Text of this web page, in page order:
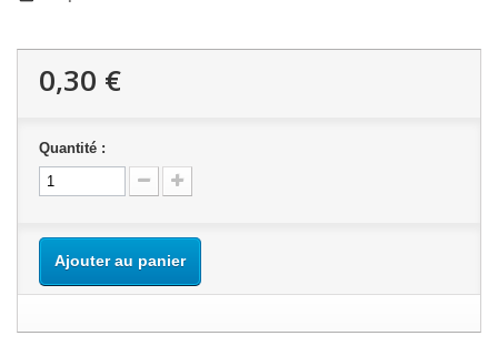
0,30 €
Quantité :
Ajouter au panier